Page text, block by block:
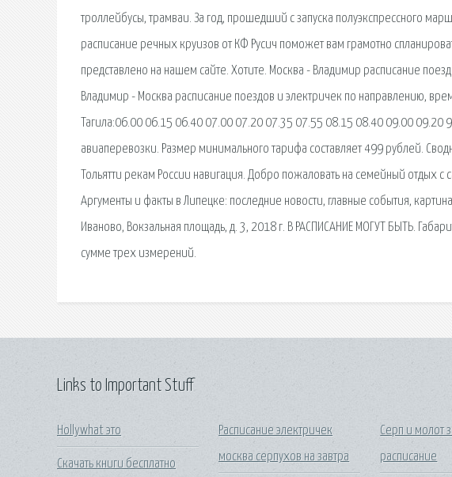
троллейбусы, трамваи. За год, прошедший с запуска полуэкспрессного
расписание речных круизов от КФ Русич поможет вам грамотно
представлено на нашем сайте. Хотите. Москва - Владимир расписание
Владимир - Москва расписание поездов и электричек по направлению,
Тагила:06.00 06.15 06.40 07.00 07.20 07.35 07.55 08.15 08.40 09.00 09.20
авиаперевозки. Размер минимального тарифа составляет 499 рублей.
Тольятти рекам России навигация. Добро пожаловать на семейный отдых
Аргументы и факты в Липецке: последние новости, главные события,
Иваново, Вокзальная площадь, д. 3, 2018 г. В РАСПИСАНИЕ МОГУТ БЫТЬ.
сумме трех измерений.
Links to Important Stuff
Hollywhat это
Скачать книги бесплатно
Расписание электричек
москва серпухов на завтра
Серп и молот
расписание